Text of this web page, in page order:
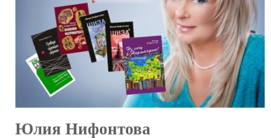
Юлия Нифонтова